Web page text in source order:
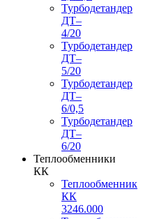
Турбодетандер
ДТ–
4/20
Турбодетандер
ДТ–
5/20
Турбодетандер
ДТ–
6/0,5
Турбодетандер
ДТ–
6/20
Теплообменники
КК
Теплообменник
КК
3246.000